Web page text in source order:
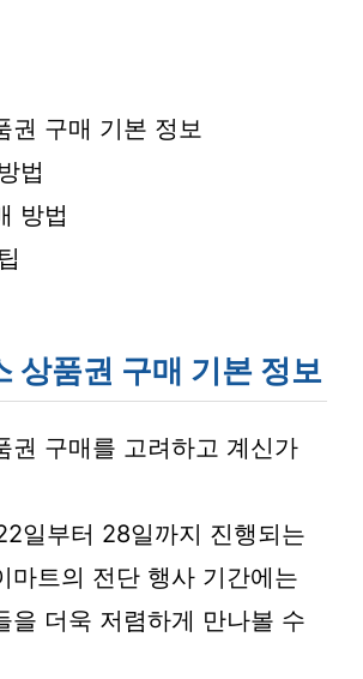
권 구매 기본 정보
법
방법
상품권 구매 기본 정보
권 구매를 고려하고 계신가
일부터 28일까지 진행되는
마트의 전단 행사 기간에는
을 더욱 저렴하게 만나볼 수